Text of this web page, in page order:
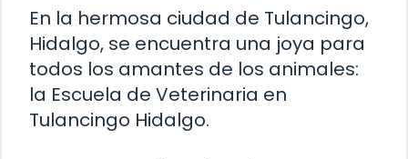
En la hermosa ciudad de Tulancingo,
Hidalgo, se encuentra una joya para
todos los amantes de los animales:
la Escuela de Veterinaria en
Tulancingo Hidalgo.